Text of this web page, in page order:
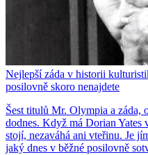
Nejlepší záda v historii
posilovně skoro nenajdete
Šest titulů Mr. Olympia a záda,
dodnes. Když má Dorian
stojí, nezaváhá ani vteřinu. Je
jaký dnes v běžné posilovně